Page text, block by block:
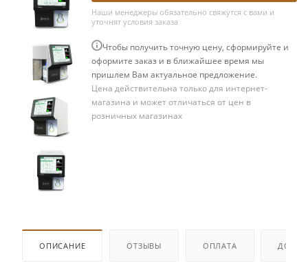
Наши менеджеры обязательно свяжутся с вами и
уточнят условия заказа
Чтобы получить точную цену, сформируйте и
оформите заказ и в ближайшее время мы
пришлем Вам актуальное предложение.
Цена действительна только для интернет-
магазина и может отличаться от цен в
розничных магазинах
ОПИСАНИЕ ОТЗЫВЫ ОПЛАТА